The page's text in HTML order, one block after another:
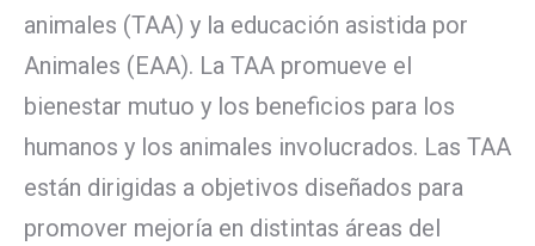
animales (TAA) y la educación asistida por
Animales (EAA). La TAA promueve el
bienestar mutuo y los beneficios para los
humanos y los animales involucrados. Las TAA
están dirigidas a objetivos diseñados para
promover mejoría en distintas áreas del